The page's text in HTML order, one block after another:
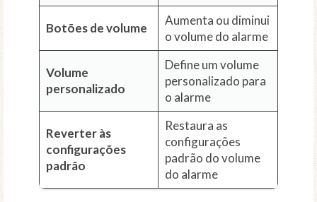
Botões de volume
Aumenta ou diminui
o volume do alarme
Volume
personalizado
Define um volume
personalizado para
o alarme
Reverter às
configurações
padrão
Restaura as
configurações
padrão do volume
do alarme